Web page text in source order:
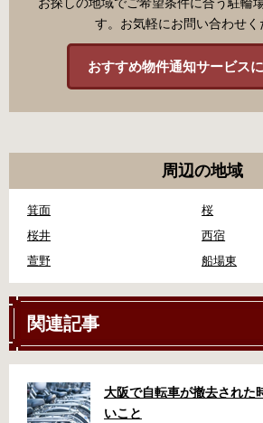
す。お気軽にお問い合わせく
おすすめ物件通知サービス
周辺の地域
箕面
桜
桜井
西宿
萱野
船場東
関連記事
大阪で自転車が撤去された
いこと